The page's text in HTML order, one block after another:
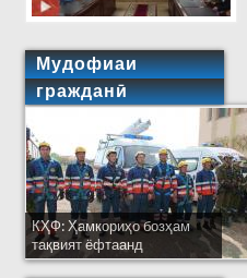
Мудофиаи
гражданӣ
КҲФ: Ҳамкориҳо бозҳам
тақвият ёфтаанд